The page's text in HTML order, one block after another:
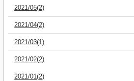
2021/05(2)
2021/04(2)
2021/03(1)
2021/02(2)
2021/01(2)